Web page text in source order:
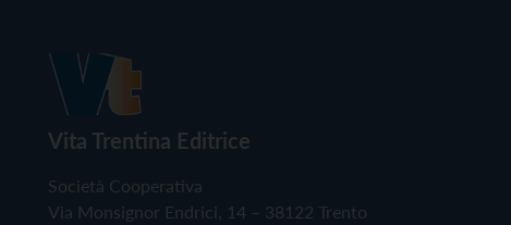
Vita Trentina Editrice
Società Cooperativa
Via Monsignor Endrici, 14 – 38122 Trento